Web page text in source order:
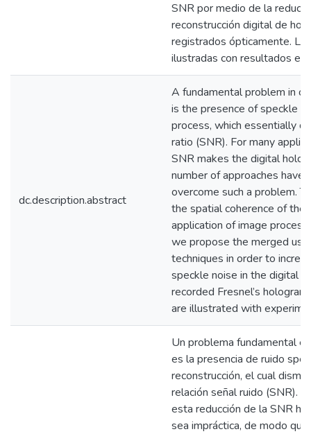
SNR por medio de la
reconstrucción digital de
registrados ópticamente.
ilustradas con resultados
dc.description.abstract
A fundamental problem in
is the presence of speckle
process, which essentially
ratio (SNR). For many
SNR makes the digital
number of approaches have
overcome such a problem.
the spatial coherence of the
application of image
we propose the merged
techniques in order to
speckle noise in the digital
recorded Fresnel’s
are illustrated with
Un problema fundamental
es la presencia de ruido
reconstrucción, el cual
relación señal ruido (SNR).
esta reducción de la SNR
sea impráctica, de modo